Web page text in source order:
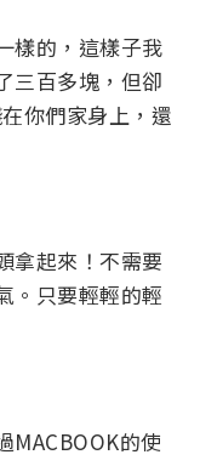
樣的，這樣子我
三百多塊，但卻
你們家身上，還
拿起來！不需要
。只要輕輕的輕
MACBOOK的使